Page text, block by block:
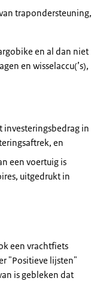
trapondersteuning,
en al dan niet
en wisselaccu(’s),
in
en
een voertuig is
uitgedrukt in
een vrachtfiets
"Positieve lijsten"
is gebleken dat